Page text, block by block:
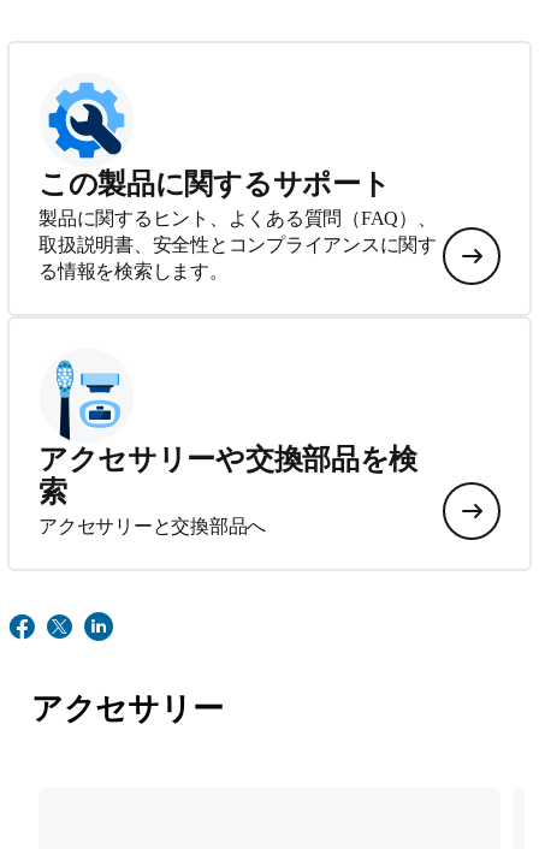
この製品に関するサポート
製品に関するヒント、よくある質問（FAQ）、
取扱説明書、安全性とコンプライアンスに関す
る情報を検索します。
アクセサリーや交換部品を検
索
アクセサリーと交換部品へ
アクセサリー